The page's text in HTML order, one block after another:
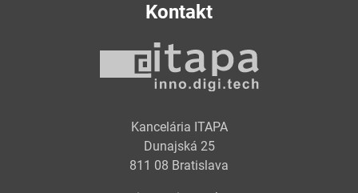
Kontakt
Kancelária ITAPA
Dunajská 25
811 08 Bratislava